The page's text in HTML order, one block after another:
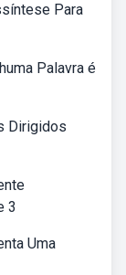
Para
Palavra é
Dirigidos
3
Uma